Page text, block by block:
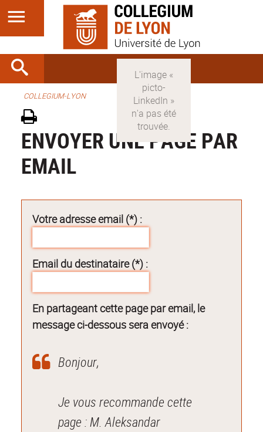
COLLEGIUM-LYON
ENVOYER UNE PAGE PAR
EMAIL
Votre adresse email (*) :
Email du destinataire (*) :
En partageant cette page par email, le
message ci-dessous sera envoyé :
Bonjour,
Je vous recommande cette
page : M. Aleksandar